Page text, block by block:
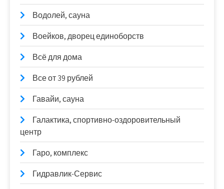
Водолей, сауна
Воейков, дворец единоборств
Всё для дома
Все от 39 рублей
Гавайи, сауна
Галактика, спортивно-оздоровительный
центр
Гаро, комплекс
Гидравлик-Сервис